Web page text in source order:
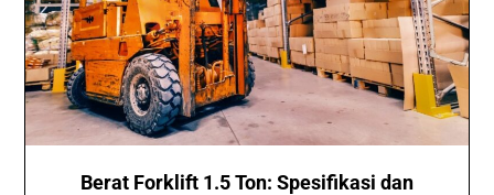
Berat Forklift 1.5 Ton: Spesifikasi dan